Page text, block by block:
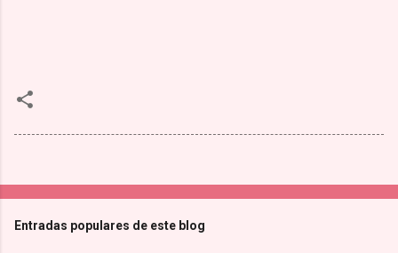
Entradas populares de este blog